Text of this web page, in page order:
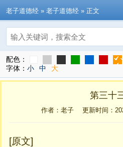
老子道德经 » 老子道德经 » 正文
搜索
配色：
字体： 小 中 大
第三十
作者：老子 更新时间：
[原文]